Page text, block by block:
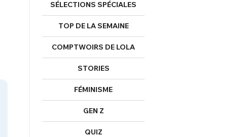
SÉLECTIONS SPÉCIALES
TOP DE LA SEMAINE
COMPTWOIRS DE LOLA
STORIES
FÉMINISME
GEN Z
QUIZ
CONNEXION
FERMER
Un Thread